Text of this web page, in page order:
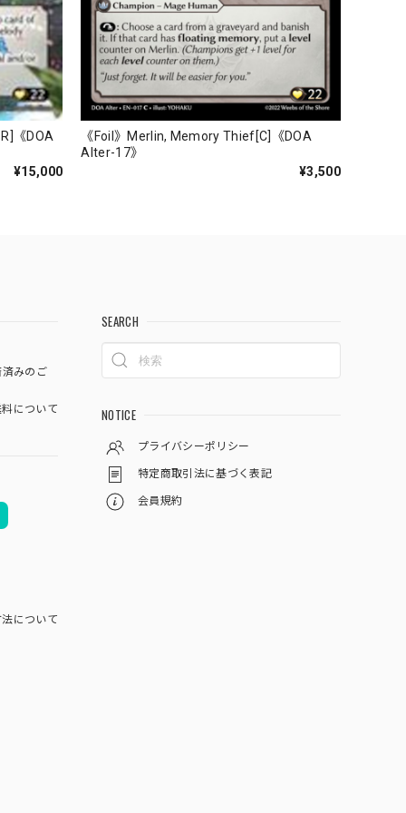
《DOA
¥15,000
《Foil》Merlin, Memory Thief[C]《DOA
Alter-17》
¥3,500
みのご
について
について
SEARCH
NOTICE
プライバシーポリシー
特定商取引法に基づく表記
会員規約